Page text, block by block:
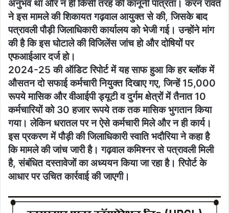
अनुभव था और न ही किसी तरह की कानूनी पात्रता। करन रावत
ने इस मामले की शिकायत गढ़वाल आयुक्त से की, जिसके बाद
पत्रावली पौड़ी जिलाधिकारी कार्यालय को भेजी गई। उन्होंने मांग
की है कि इस घोटाले की विजिलेंस जांच हो और दोषियों पर
एफआईआर दर्ज हो।
2024-25 की ऑडिट रिपोर्ट में यह साफ हुआ कि हर ब्लॉक में
औसतन दो सफाई कर्मचारी नियुक्त दिखाए गए, जिन्हें 15,000
रूपये मासिक और वीआईपी ड्यूटी व दुर्गम क्षेत्रों में तैनात 10
कर्मचारियों को 30 हजार रूपये तक तक मासिक भुगतान किया
गया। लेकिन धरातल पर न ऐसे कर्मचारी मिले और न ही कार्य।
इस प्रकरण में पौड़ी की जिलाधिकारी स्वाति भदौरिया ने कहा है
कि मामले की जांच जारी है। गढ़वाल कमिश्नर से पत्रावली मिली
है, संबंधित दस्तावेजों का अध्ययन किया जा रहा है। रिपोर्ट के
आधार पर उचित कार्रवाई की जाएगी।